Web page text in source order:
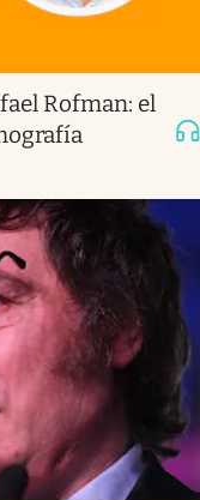
Rofman: el